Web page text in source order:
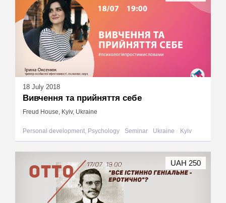
18 July 2018
Вивчення та прийняття себе
Freud House, Kyiv, Ukraine
Personal development, Psychology Seminar Ukraine Kyiv
UAH 250